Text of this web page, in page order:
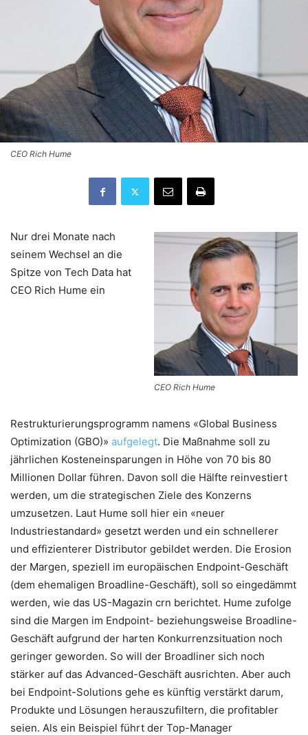
CEO Rich Hume
CEO Rich Hume
Nur drei Monate nach
seinem Wechsel an die
Spitze von Tech Data hat
CEO Rich Hume ein
Restrukturierungsprogramm namens «Global Business
Optimization (GBO)» aufgelegt. Die Maßnahme soll zu
jährlichen Kosteneinsparungen in Höhe von 70 bis 80
Millionen Dollar führen. Davon soll die Hälfte reinvestiert
werden, um die strategischen Ziele des Konzerns
umzusetzen. Laut Hume soll hier ein «neuer
Industriestandard» gesetzt werden und ein schnellerer
und effizienterer Distributor gebildet werden. Die Erosion
der Margen, speziell im europäischen Endpoint-Geschäft
(dem ehemaligen Broadline-Geschäft), soll so eingedämmt
werden, wie das US-Magazin crn berichtet. Hume zufolge
sind die Margen im Endpoint- beziehungsweise Broadline-
Geschäft aufgrund der harten Konkurrenzsituation noch
geringer geworden. So will der Broadliner sich noch
stärker auf das Advanced-Geschäft ausrichten. Aber auch
bei Endpoint-Solutions gehe es künftig verstärkt darum,
Produkte und Lösungen herauszufiltern, die profitabler
seien. Als ein Beispiel führt der Top-Manager